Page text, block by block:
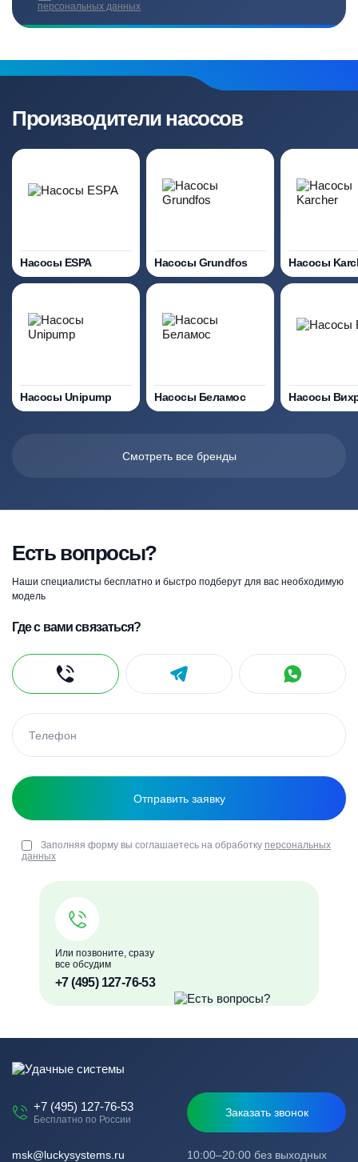
персональных данных
Производители насосов
Насосы ESPA Насосы Grundfos Насосы
Насосы Unipump Насосы Беламос Насосы
Смотреть все бренды
Есть вопросы?
Наши специалисты бесплатно и быстро подберут для вас необходимую
модель
Или позвоните, сразу
все обсудим
+7 (495) 127-76-53
Где с вами связаться?
Заполняя форму вы соглашаетесь на обработку персональных
данных
+7 (495) 127-76-53
Бесплатно по России
Заказать звонок
10:00–20:00 без выходных
msk@luckysystems.ru